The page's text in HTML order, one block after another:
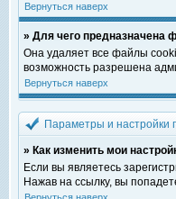
Вернуться наверх
» Для чего предназначена
Она удаляет все файлы
возможность разрешена
Вернуться наверх
Параметры и настройки
» Как изменить мои
Если вы являетесь
Нажав на ссылку, вы